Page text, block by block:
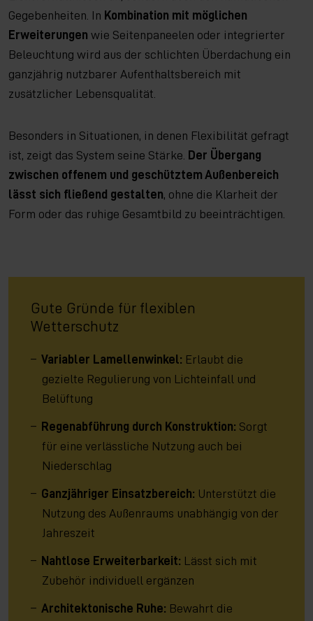
Gegebenheiten. In Kombination mit möglichen
Erweiterungen wie Seitenpaneelen oder integrierter
Beleuchtung wird aus der schlichten Überdachung ein
ganzjährig nutzbarer Aufenthaltsbereich mit
zusätzlicher Lebensqualität.
Besonders in Situationen, in denen Flexibilität gefragt
ist, zeigt das System seine Stärke.
Der Übergang
zwischen offenem und geschütztem Außenbereich
lässt sich fließend gestalten, ohne die Klarheit der
Form oder das ruhige Gesamtbild zu beeinträchtigen.
Gute Gründe für flexiblen
Wetterschutz
Variabler Lamellenwinkel: Erlaubt die
gezielte Regulierung von Lichteinfall und
Belüftung
Regenabführung durch Konstruktion: Sorgt
für eine verlässliche Nutzung auch bei
Niederschlag
Ganzjähriger Einsatzbereich: Unterstützt die
Nutzung des Außenraums unabhängig von der
Jahreszeit
Nahtlose Erweiterbarkeit: Lässt sich mit
Zubehör individuell ergänzen
Architektonische Ruhe: Bewahrt die